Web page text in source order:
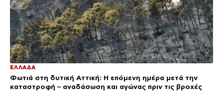
ΕΛΛΑΔΑ
Φωτιά στη δυτική Αττική: Η επόμενη ημέρα μετά την
καταστροφή – αναδάσωση και αγώνας πριν τις βροχές